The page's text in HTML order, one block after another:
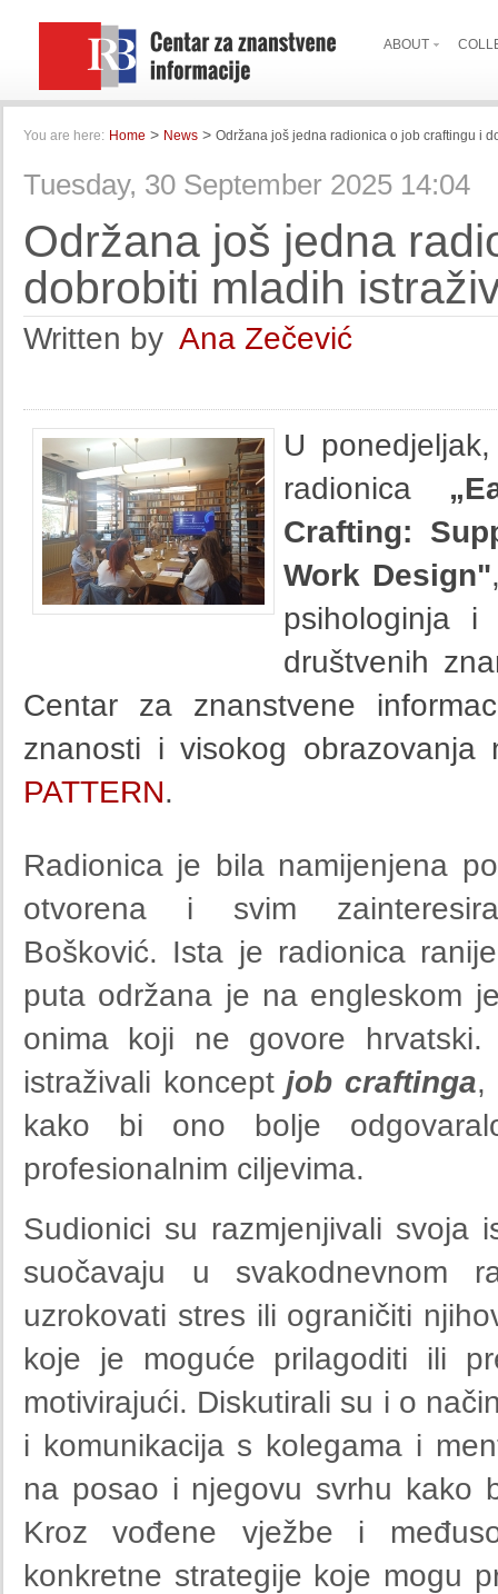
ABOUT
You are here: Home > News > Održana još jedna radionica o job craftingu i
Tuesday, 30 September 2025 14:04
Održana još jedna
dobrobiti mladih
Written by Ana Zečević
U
radionica
Crafting:
Work Design"
psihologinja i
društvenih
Centar za znanstvene
znanosti i visokog
PATTERN.
Radionica je bila namijenjena
otvorena i svim
Bošković. Ista je radionica
puta održana je na engleskom
onima koji ne govore
istraživali konceptjob craftinga,
kako bi ono bolje
profesionalnim ciljevima.
Sudionici su razmjenjivali svoja
suočavaju u svakodnevnom
uzrokovati stres ili ograničiti
koje je moguće prilagoditi ili
motivirajući. Diskutirali su i o
i komunikacija s kolegama i
na posao i njegovu svrhu kako
Kroz vođene vježbe i
konkretne strategije koje mogu